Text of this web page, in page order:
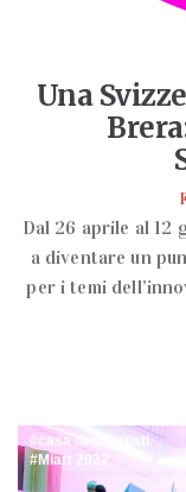
Una
Dal 26 aprile al 12
a diventare un
per i temi
casa degli artisti
Miart 2022